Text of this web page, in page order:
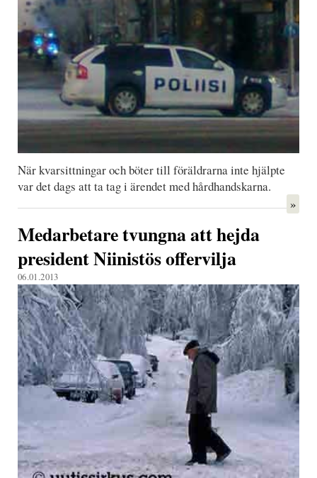
När kvarsittningar och böter till föräldrarna inte hjälpte
var det dags att ta tag i ärendet med hårdhandskarna.
»
Medarbetare tvungna att hejda
president Niinistös offervilja
06.01.2013